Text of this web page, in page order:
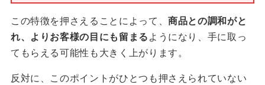
この特徴を押さえることによって、商品との調和がと
れ、よりお客様の目にも留まる ようになり、手に取っ
てもらえる可能性も大きく上がります。
反対に、このポイントがひとつも押さえられていない